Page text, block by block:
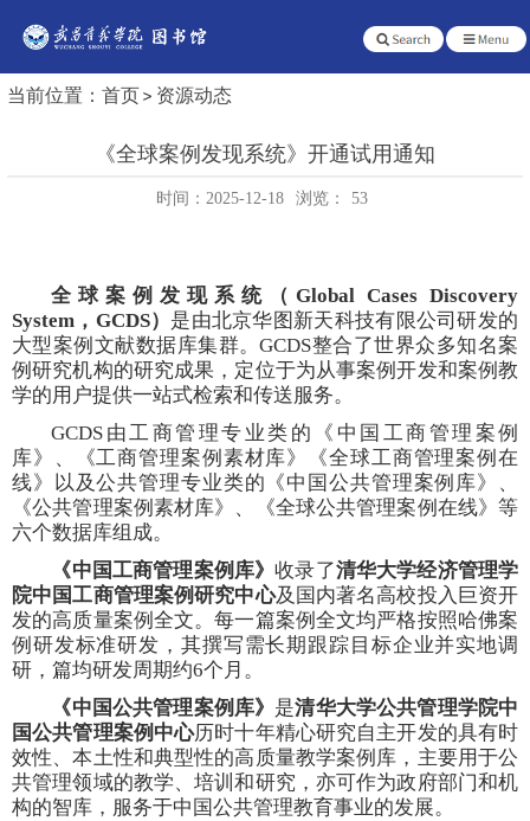
当前位置： 首页 资源动态
《全球案例发现系统》开通试用通知
时间：2025-12-18 浏览： 53
全球案例发现系统 （Global Cases Discovery
System，GCDS） 是由北京华图新天科技有限公司研发的
大型案例文献数据库集群。GCDS整合了世界众多知名案
例研究机构的研究成果，定位于为从事案例开发和案例教
学的用户提供一站式检索和传送服务。
GCDS由工商管理专业类的《中国工商管理案例
库》、《工商管理案例素材库》《全球工商管理案例在
线》以及公共管理专业类的《中国公共管理案例库》、
《公共管理案例素材库》、《全球公共管理案例在线》等
六个数据库组成。
《中国工商管理案例库》收录了清华大学经济管理学
院中国工商管理案例研究中心及国内著名高校投入巨资开
发的高质量案例全文。每一篇案例全文均严格按照哈佛案
例研发标准研发，其撰写需长期跟踪目标企业并实地调
研，篇均研发周期约6个月。
《中国公共管理案例库》 是清华大学公共管理学院中
国公共管理案例中心历时十年精心研究自主开发的具有时
效性、本土性和典型性的高质量教学案例库，主要用于公
共管理领域的教学、培训和研究，亦可作为政府部门和机
构的智库，服务于中国公共管理教育事业的发展。